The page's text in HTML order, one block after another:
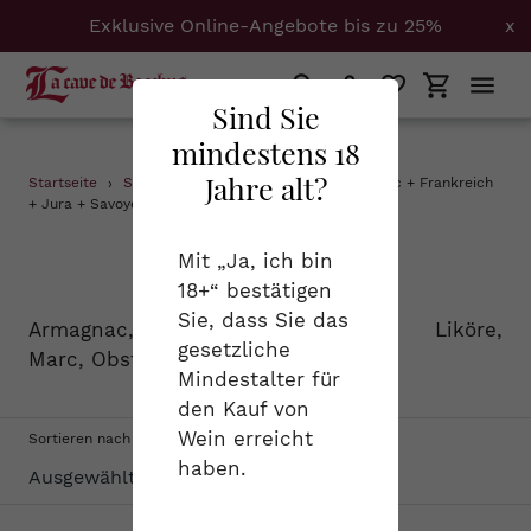
Sind Sie
mindestens 18
Jahre alt?
Mit „Ja, ich bin
18+“ bestätigen
Sie, dass Sie das
gesetzliche
Mindestalter für
den Kauf von
Wein erreicht
haben.
Direkt
zum
Exklusive Online-Angebote bis zu 25% x
Einloggen
Startseite › Spirituosen ›
0.5 + Armagnac + Cognac + Frankreich
+ Jura + Savoyen + Südwest
S
a
m
m
l
u
Spirituosen
Armagnac, Cognac, Calvados, Liköre,
Marc, Obstbrand...
Sortieren nach